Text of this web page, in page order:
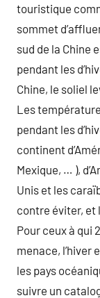
touristique
sommet
sud de la Chine
pendant les
Chine, le soliel
Les
pendant les
continent
Mexique, … ),
Unis et les
contre éviter, et
Pour ceux à qui
menace, l’hiver
les pays
suivre un